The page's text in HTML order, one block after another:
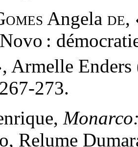
Angela de,
:
Armelle
273.
Relume